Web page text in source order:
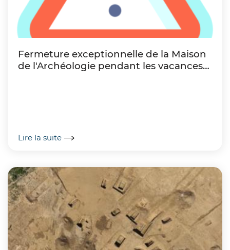
Fermeture exceptionnelle de la Maison
de l'Archéologie pendant les vacances
Lire la suite